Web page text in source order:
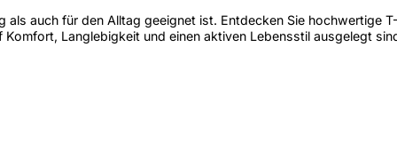
auch für den Alltag geeignet ist. Entdecken Sie hochwertige T-
Langlebigkeit und einen aktiven Lebensstil ausgelegt